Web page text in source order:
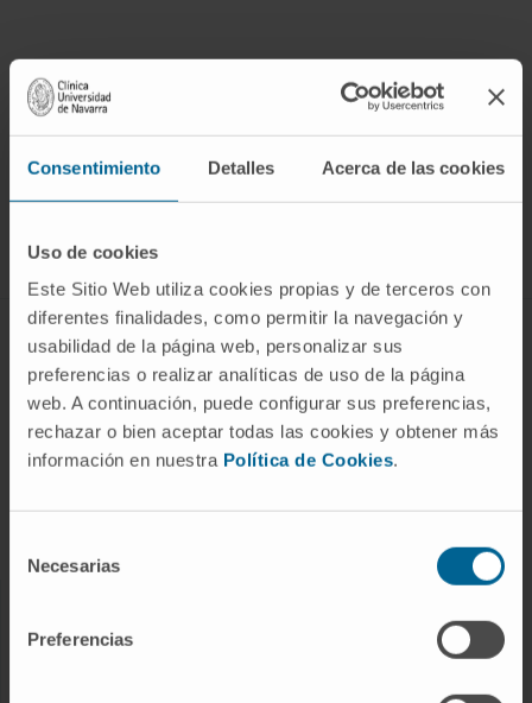
Consentimiento Detalles Acerca de las cookies
Uso de cookies
Este Sitio Web utiliza cookies propias y de terceros con
diferentes finalidades, como permitir la navegación y
usabilidad de la página web, personalizar sus
preferencias o realizar analíticas de uso de la página
web. A continuación, puede configurar sus preferencias,
rechazar o bien aceptar todas las cookies y obtener más
información en nuestra Política de Cookies.
Necesarias
Preferencias
¡Únete a nuestra comunidad!
SUSCRIBIRSE
Síguenos
ENFERMEDADES Y TRATAMIENTOS
Enfermedades
Pruebas diagnósticas
Tratamientos
NUESTROS PROFESIONALES